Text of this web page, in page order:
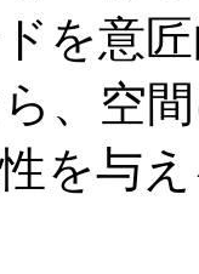
を意
、空
を与